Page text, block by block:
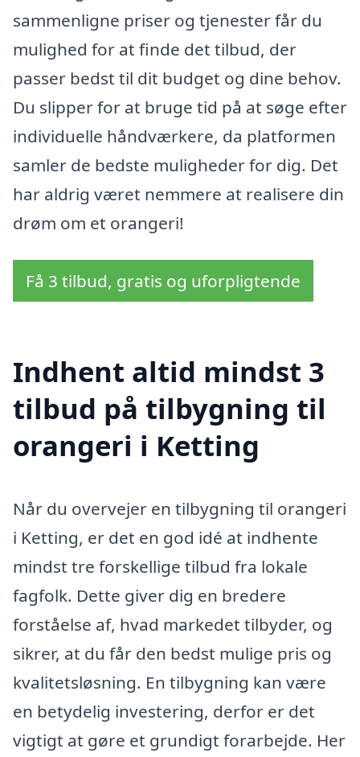
sammenligne priser og tjenester får du
mulighed for at finde det tilbud, der
passer bedst til dit budget og dine behov.
Du slipper for at bruge tid på at søge efter
individuelle håndværkere, da platformen
samler de bedste muligheder for dig. Det
har aldrig været nemmere at realisere din
drøm om et orangeri!
Få 3 tilbud, gratis og uforpligtende
Indhent altid mindst 3
tilbud på tilbygning til
orangeri i Ketting
Når du overvejer en tilbygning til orangeri
i Ketting, er det en god idé at indhente
mindst tre forskellige tilbud fra lokale
fagfolk. Dette giver dig en bredere
forståelse af, hvad markedet tilbyder, og
sikrer, at du får den bedst mulige pris og
kvalitetsløsning. En tilbygning kan være
en betydelig investering, derfor er det
vigtigt at gøre et grundigt forarbejde. Her